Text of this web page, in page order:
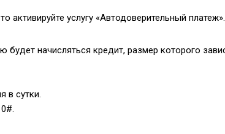
услугу «Автодоверительный
начисляться кредит, размер которого
в сутки.
.